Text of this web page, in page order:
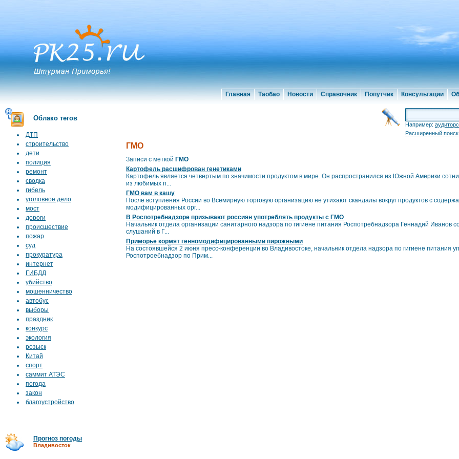
Главная Таобао Новости Справочник Попутчик Консультации
Облако тегов
ДТП
строительство
дети
полиция
ремонт
сводка
гибель
уголовное дело
мост
дороги
происшествие
пожар
суд
прокуратура
интернет
ГИБДД
убийство
мошенничество
автобус
выборы
праздник
конкурс
экология
розыск
Китай
спорт
саммит АТЭС
погода
закон
благоустройство
Прогноз погоды
Владивосток
Например:
Расширенный поиск
ГМО
Записи с меткой ГМО
Картофель расшифрован генетиками
Картофель является четвертым по значимости продуктом в мире. Он распространился из Южной Америки
из любимых п...
ГМО вам в кашу
После вступления России во Всемирную торговую организацию не утихают скандалы вокруг продуктов с
модифицированных орг...
В Роспотребнадзоре призывают россиян употреблять продукты с ГМО
Начальник отдела организации санитарного надзора по гигиене питания Роспотребнадзора Геннадий Иванов
слушаний в Г...
Приморье кормят генномодифицированными пирожными
На состоявшейся 2 июня пресс-конференции во Владивостоке, начальник отдела надзора по гигиене питания
Роспотроебнадзор по Прим...